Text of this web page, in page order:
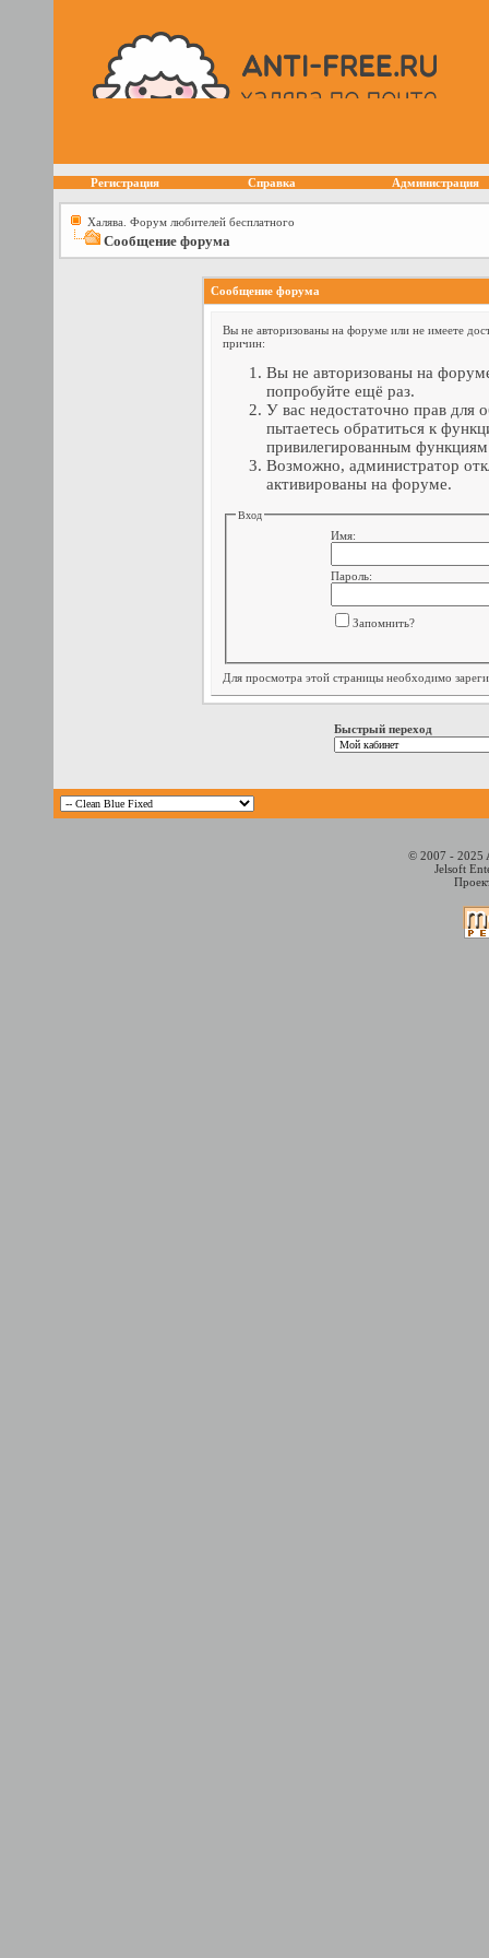
Регистрация Справка Администрация
Халява. Форум любителей бесплатного
Сообщение форума
Сообщение форума
Вы не авторизованы на форуме или не имеете
причин:
Вы не авторизованы на
попробуйте ещё раз.
У вас недостаточно прав для
пытаетесь обратиться к
привилегированным
Возможно, администратор
активированы на форуме.
Вход
Имя:
Пароль:
Запомнить?
Для просмотра этой страницы необходимо
Быстрый переход
© 2007 - 2025
Jelsoft